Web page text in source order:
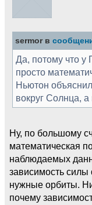
sermor в
Да, потому что у
просто
Ньютон
вокруг Солнца, а
Ну, по большому
математическая
наблюдаемых
зависимость силы
нужные орбиты.
почему